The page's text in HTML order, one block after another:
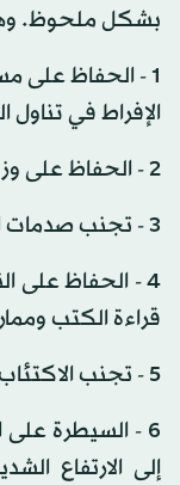
بشكل ملحوظ.
1 - الحفاظ
الإفراط في
2 - الحفاظ على وزن الجسم عند مستوى صحي.
3 - تجنب صدمات الرأس قدر الإمكان.
4 - الحفاظ على
قراءة الكتب
5 - تجنب الاكتئاب قدر الإمكان.
6 - السيطرة
إلى الارتفاع